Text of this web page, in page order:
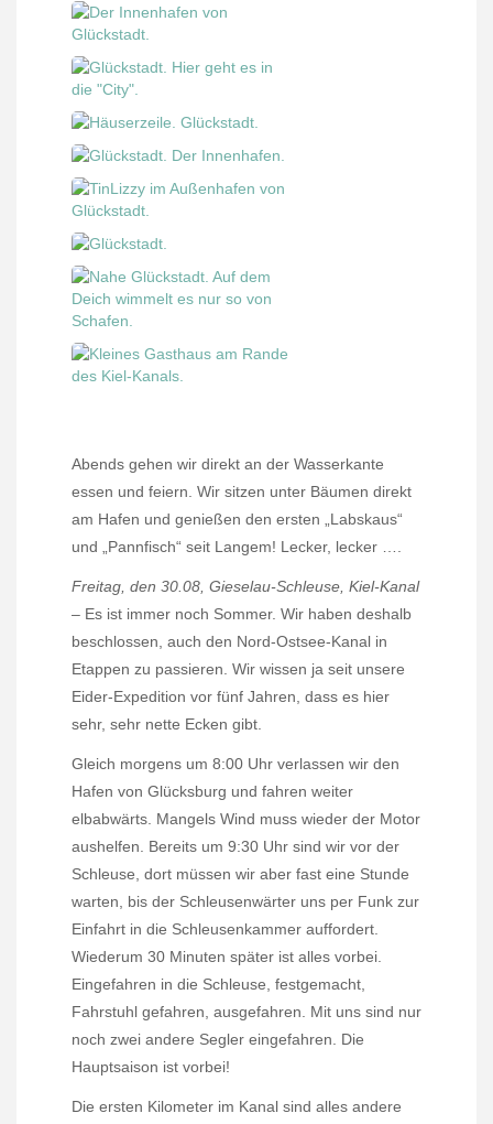
Abends gehen wir direkt an der Wasserkante
essen und feiern. Wir sitzen unter Bäumen direkt
am Hafen und genießen den ersten „Labskaus“
und „Pannfisch“ seit Langem! Lecker, lecker ….
Freitag, den 30.08, Gieselau-Schleuse, Kiel-Kanal
– Es ist immer noch Sommer. Wir haben deshalb
beschlossen, auch den Nord-Ostsee-Kanal in
Etappen zu passieren. Wir wissen ja seit unsere
Eider-Expedition vor fünf Jahren, dass es hier
sehr, sehr nette Ecken gibt.
Gleich morgens um 8:00 Uhr verlassen wir den
Hafen von Glücksburg und fahren weiter
elbabwärts. Mangels Wind muss wieder der Motor
aushelfen. Bereits um 9:30 Uhr sind wir vor der
Schleuse, dort müssen wir aber fast eine Stunde
warten, bis der Schleusenwärter uns per Funk zur
Einfahrt in die Schleusenkammer auffordert.
Wiederum 30 Minuten später ist alles vorbei.
Eingefahren in die Schleuse, festgemacht,
Fahrstuhl gefahren, ausgefahren. Mit uns sind nur
noch zwei andere Segler eingefahren. Die
Hauptsaison ist vorbei!
Die ersten Kilometer im Kanal sind alles andere